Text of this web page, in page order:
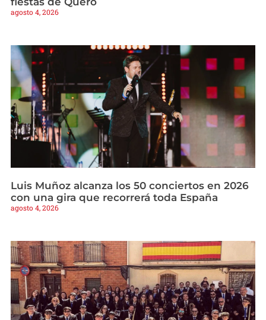
agosto 4, 2026
Luis Muñoz alcanza los 50 conciertos en 2026
con una gira que recorrerá toda España
agosto 4, 2026